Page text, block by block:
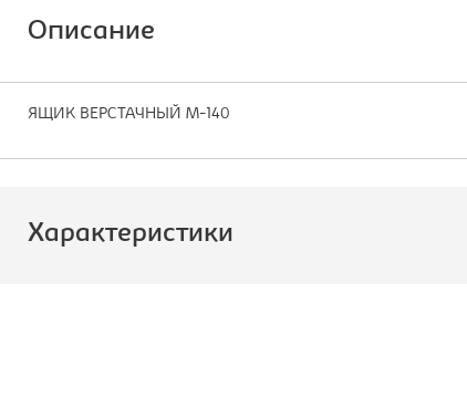
Описание
ЯЩИК ВЕРСТАЧНЫЙ М-140
Характеристики